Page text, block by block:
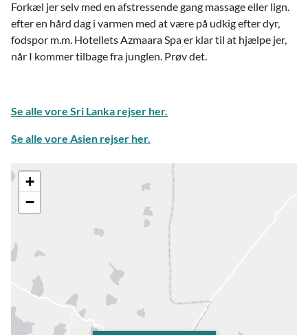
Forkæl jer selv med en afstressende gang massage eller lign.
efter en hård dag i varmen med at være på udkig efter dyr,
fodspor m.m. Hotellets Azmaara Spa er klar til at hjælpe jer,
når I kommer tilbage fra junglen. Prøv det.
Se alle vore Sri Lanka rejser her.
Se alle vore Asien rejser her.
+
−